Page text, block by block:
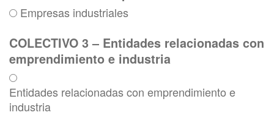
Empresas industriales
COLECTIVO 3 – Entidades relacionadas con
emprendimiento e industria
Entidades relacionadas con emprendimiento e
industria